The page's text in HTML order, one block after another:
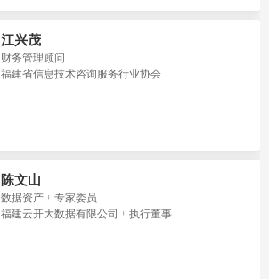
江兴茂
财务管理顾问
福建省信息技术咨询服务行业协会
陈文山
数据资产
专家委员
福建云开大数据有限公司
执行董事